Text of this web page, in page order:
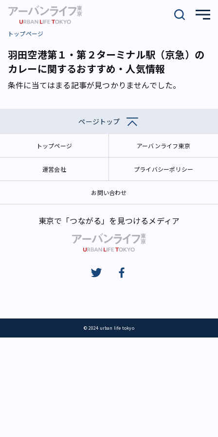
トップページ
羽田空港第１・第２ターミナル駅（京急）の
カレーに関するおすすめ・人気情報
条件に当てはまる記事が見つかりませんでした。
ページトップ
トップページ アーバンライフ東京
運営会社 プライバシーポリシー
お問い合わせ
東京で「つながる」を見つけるメディア
© 2024 urban life tokyo